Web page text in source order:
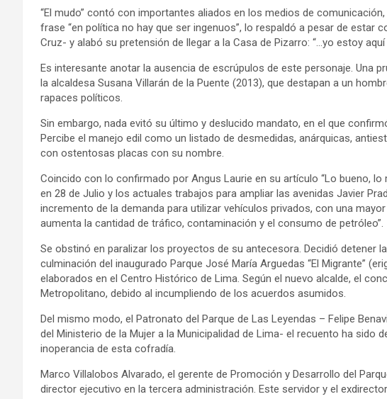
“El mudo” contó con importantes aliados en los medios de
frase “en política no hay que ser ingenuos”, lo respaldó a pesar de estar
Cruz- y alabó su pretensión de llegar a la Casa de Pizarro: “…yo estoy
Es interesante anotar la ausencia de escrúpulos de este personaje.
la alcaldesa Susana Villarán de la Puente (2013), que destapan a un
rapaces políticos.
Sin embargo, nada evitó su último y deslucido mandato, en el que
Percibe el manejo edil como un listado de desmedidas, anárquicas,
con ostentosas placas con su nombre.
Coincido con lo confirmado por Angus Laurie en su artículo “Lo bueno,
en 28 de Julio y los actuales trabajos para ampliar las avenidas Javier
incremento de la demanda para utilizar vehículos privados, con una
aumenta la cantidad de tráfico, contaminación y el consumo de petróleo”.
Se obstinó en paralizar los proyectos de su antecesora. Decidió
culminación del inaugurado Parque José María Arguedas “El Migrante”
elaborados en el Centro Histórico de Lima. Según el nuevo alcalde, el
Metropolitano, debido al incumpliendo de los acuerdos asumidos.
Del mismo modo, el Patronato del Parque de Las Leyendas – Felipe
del Ministerio de la Mujer a la Municipalidad de Lima- el recuento ha
inoperancia de esta cofradía.
Marco Villalobos Alvarado, el gerente de Promoción y Desarrollo del
director ejecutivo en la tercera administración. Este servidor y el